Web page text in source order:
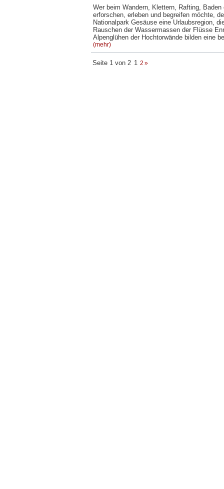
Wer beim Wandern, Klettern, Rafting,
erforschen, erleben und begreifen möchte,
Nationalpark Gesäuse eine Urlaubsregion,
Rauschen der Wassermassen der Flüsse
Alpenglühen der Hochtorwände bilden eine
(mehr)
Seite 1 von 2 1 2 »